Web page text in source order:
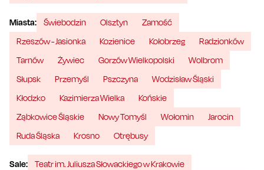
Miasta: Świebodzin Olsztyn
Zamość
Rzeszów - Jasionka
Kozienice Kołobrzeg
Radzionków
Tarnów
Żywiec Gorzów Wielkopolski
Wolbrom
Słupsk
Przemyśl Pszczyna
Wodzisław Śląski
Kłodzko
Kazimierza Wielka
Końskie
Ząbkowice Śląskie
Nowy Tomyśl Wołomin
Jarocin
Ruda Śląska
Krosno Otrębusy
Sale:
Teatr im. Juliusza Słowackiego w Krakowie